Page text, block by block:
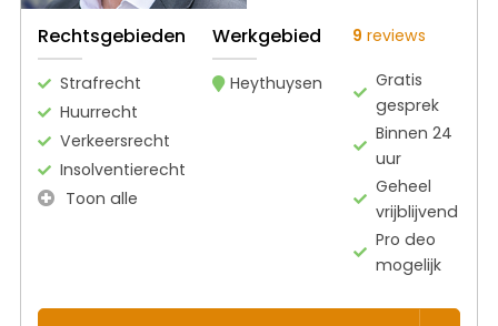
Rechtsgebieden
Strafrecht
Huurrecht
Verkeersrecht
Insolventierecht
Toon alle
Werkgebied
Heythuysen
9 reviews
Gratis
gesprek
Binnen 24
uur
Geheel
vrijblijvend
Pro deo
mogelijk